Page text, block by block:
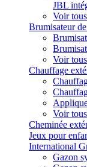
JBL
Voir
Brumisateur de
Voir
Chauffage
Voir
Cheminée
Jeux pour
International
Gazon